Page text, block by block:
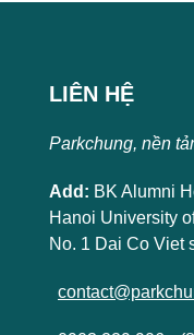
LIÊN HỆ
Parkchung, nền
Add: BK Alumni
Hanoi University
No. 1 Dai Co Viet